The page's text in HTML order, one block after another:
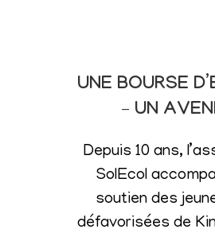
UNE BOURSE
– UN
Depuis 10 ans,
SolEcol
soutien des
défavorisées de